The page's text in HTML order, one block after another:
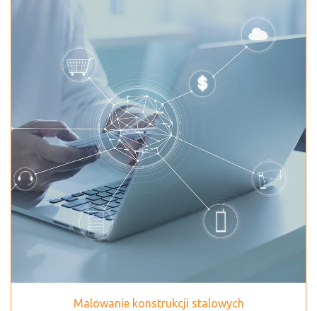
Malowanie konstrukcji stalowych